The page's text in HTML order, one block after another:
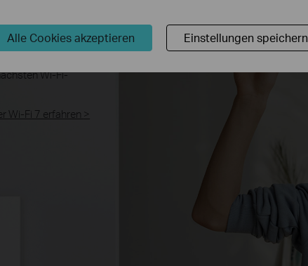
Latenz,
Effizienz. Schließen
erleben Sie die
Wi-Fi-
Wi-Fi 7 erfahren >
Alle Cookies akzeptieren Einstellungen speichern